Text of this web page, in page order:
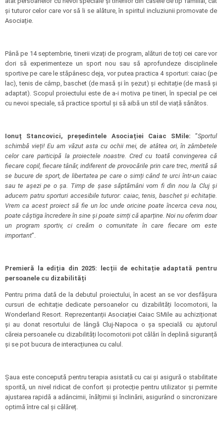
și tuturor celor care vor să li se alăture, în spiritul incluziunii promovate de
Asociație.
Până pe 14 septembrie, tinerii vizați de program, alături de toți cei care vor
dori să experimenteze un sport nou sau să aprofundeze disciplinele
sportive pe care le stăpânesc deja, vor putea practica 4 sporturi: caiac (pe
lac), tenis de câmp, baschet (de masă și în șezut) și echitație (de masă și
adaptat). Scopul proiectului este de a-i motiva pe tineri, în special pe cei
cu nevoi speciale, să practice sportul și să aibă un stil de viață sănătos.
Ionuț Stancovici, președintele Asociației Caiac SMile: ”Sportul
schimbă vieți! Eu am văzut asta cu ochii mei, de atâtea ori, în zâmbetele
celor care participă la proiectele noastre. Cred cu toată convingerea că
fiecare copil, fiecare tânăr, indiferent de provocările prin care trec, merită să
se bucure de sport, de libertatea pe care o simți când te urci într-un caiac
sau te așezi pe o șa. Timp de șase săptămâni vom fi din nou la Cluj și
aducem patru sporturi accesibile tuturor: caiac, tenis, baschet și echitație.
Vrem ca acest proiect să fie un loc unde oricine poate încerca ceva nou,
poate câștiga încredere în sine și poate simți că aparține. Noi nu oferim doar
un program sportiv, ci creăm o comunitate în care fiecare om este
important”.
Premieră la ediția din 2025: lecții de echitație adaptată pentru
persoanele cu dizabilități
Pentru prima dată de la debutul proiectului, în acest an se vor desfășura
cursuri de echitație dedicate persoanelor cu dizabilități locomotorii, la
Wonderland Resort. Reprezentanții Asociației Caiac SMile au achiziționat
și au donat resortului de lângă Cluj-Napoca o șa specială cu ajutorul
căreia persoanele cu dizabilități locomotorii pot călări în deplină siguranță
și se pot bucura de interacțiunea cu calul.
Șaua este concepută pentru terapia asistată cu cai și asigură o stabilitate
sporită, un nivel ridicat de confort și protecție pentru utilizator și permite
ajustarea rapidă a adâncimii, înălțimii și înclinării, asigurând o sincronizare
optimă între cal și călăreț.